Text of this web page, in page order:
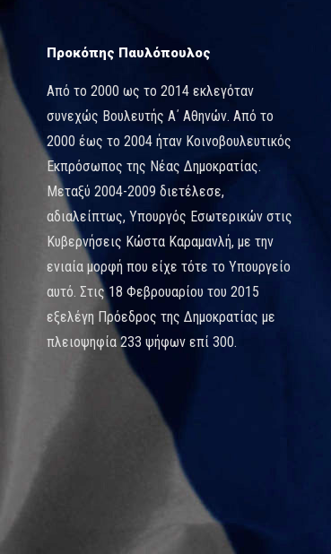
Προκόπης Παυλόπουλος
Από το 2000 ως το 2014 εκλεγόταν
συνεχώς Βουλευτής Α΄ Αθηνών. Από το
2000 έως το 2004 ήταν Κοινοβουλευτικός
Εκπρόσωπος της Νέας Δημοκρατίας.
Μεταξύ 2004-2009 διετέλεσε,
αδιαλείπτως, Υπουργός Εσωτερικών στις
Κυβερνήσεις Κώστα Καραμανλή, με την
ενιαία μορφή που είχε τότε το Υπουργείο
αυτό. Στις 18 Φεβρουαρίου του 2015
εξελέγη Πρόεδρος της Δημοκρατίας με
πλειοψηφία 233 ψήφων επί 300.